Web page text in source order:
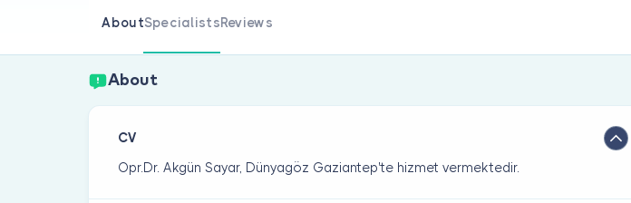
AboutSpecialistsReviews
About
CV
Opr.Dr. Akgün Sayar, Dünyagöz Gaziantep'te hizmet vermektedir.